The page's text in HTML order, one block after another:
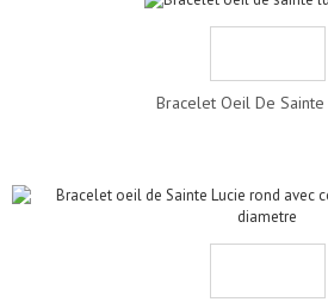
Bracelet Oeil De Sainte